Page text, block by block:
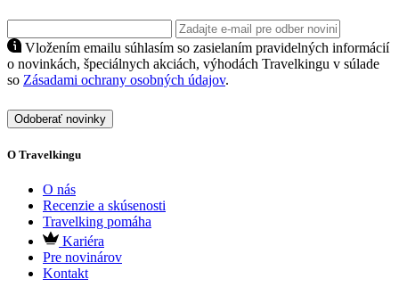
Vložením emailu súhlasím so zasielaním pravidelných informácií
o novinkách, špeciálnych akciách, výhodách Travelkingu v súlade
so Zásadami ochrany osobných údajov.
Odoberať novinky
O Travelkingu
O nás
Recenzie a skúsenosti
Travelking pomáha
Kariéra
Pre novinárov
Kontakt